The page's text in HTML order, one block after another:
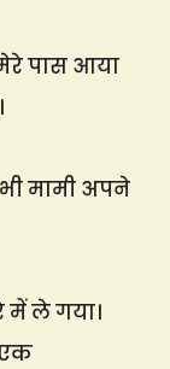
पास आया
मामी अपने
ले गया।
एक